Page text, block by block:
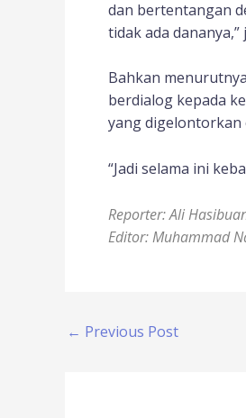
dan bertentangan
tidak ada dananya,”
Bahkan
berdialog kepada
yang digelontorkan
“Jadi selama ini
Reporter: Ali
Editor: Muhammad
← Previous Post